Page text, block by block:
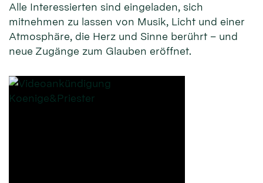
Alle Interessierten sind eingeladen, sich
mitnehmen zu lassen von Musik, Licht und einer
Atmosphäre, die Herz und Sinne berührt – und
neue Zugänge zum Glauben eröffnet.